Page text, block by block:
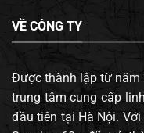
VỀ CÔNG TY
Được thành lập từ năm
trung tâm cung cấp
đầu tiên tại Hà Nội.